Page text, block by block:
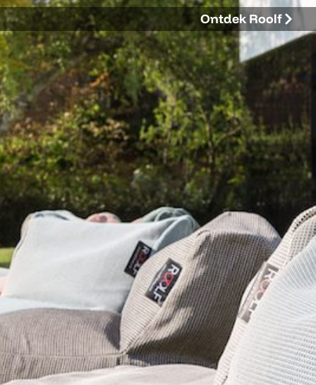
Ontdek Roolf